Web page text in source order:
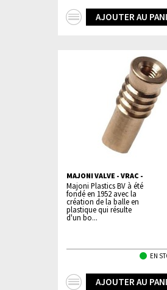
AJOUTER AU
MAJONI VALVE - VRAC -
Majoni Plastics BV à été
fondé en 1952 avec la
création de la balle en
plastique qui résulte
d'un bo...
EN
AJOUTER AU